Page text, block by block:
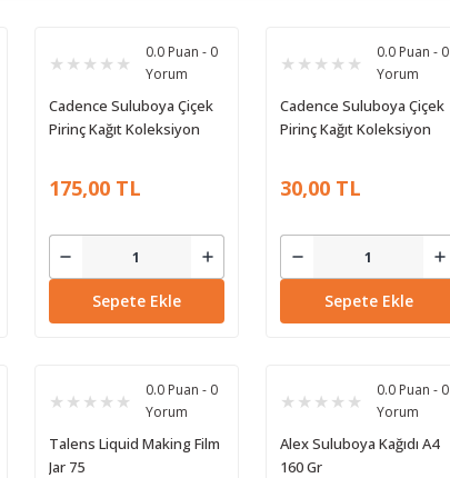
0.0 Puan - 0
Yorum
Cadence Suluboya Çiçek
Pirinç Kağıt Koleksiyon
175,00 TL
Sepete Ekle
0.0 Puan - 0
Yorum
Cadence Suluboya Çiçek
Pirinç Kağıt Koleksiyon
30,00 TL
Sepete Ekle
0.0 Puan - 0
Yorum
Talens Liquid Making Film
Jar 75
0.0 Puan - 0
Yorum
Alex Suluboya Kağıdı A4
160 Gr